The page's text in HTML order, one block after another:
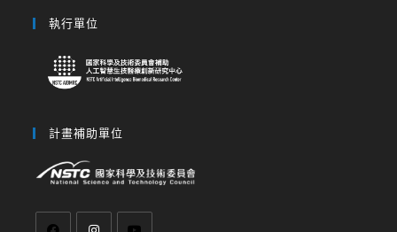
執行單位
計畫補助單位